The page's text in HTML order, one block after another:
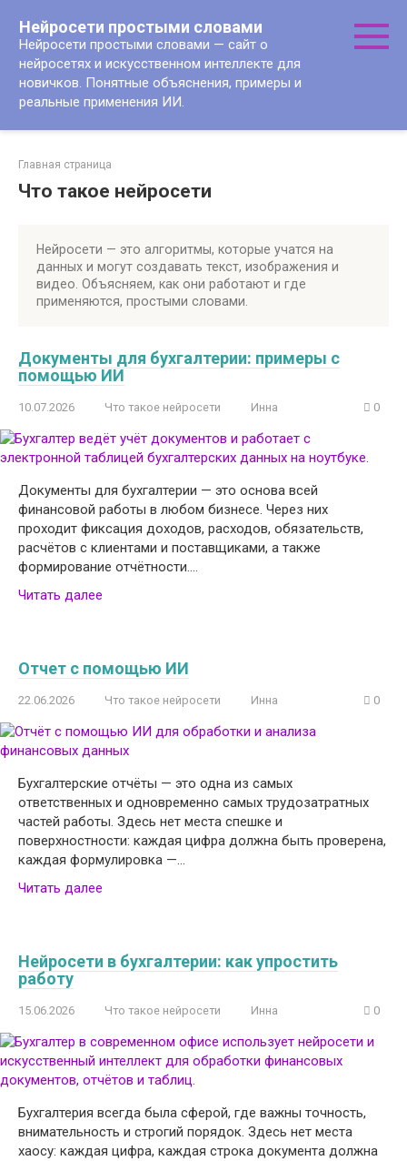
контенту
Нейросети простыми словами
Нейросети простыми словами — сайт о
нейросетях и искусственном интеллекте для
новичков. Понятные объяснения, примеры и
реальные применения ИИ.
Главная страница
Что такое нейросети
Нейросети — это алгоритмы, которые учатся на
данных и могут создавать текст, изображения и
видео. Объясняем, как они работают и где
применяются, простыми словами.
Документы для бухгалтерии: примеры с
помощью ИИ
10.07.2026 Что такое нейросети Инна 0
Документы для бухгалтерии — это основа всей
финансовой работы в любом бизнесе. Через них
проходит фиксация доходов, расходов, обязательств,
расчётов с клиентами и поставщиками, а также
формирование отчётности….
Читать далее
Отчет с помощью ИИ
22.06.2026 Что такое нейросети Инна 0
Бухгалтерские отчёты — это одна из самых
ответственных и одновременно самых трудозатратных
частей работы. Здесь нет места спешке и
поверхностности: каждая цифра должна быть проверена,
каждая формулировка —…
Читать далее
Нейросети в бухгалтерии: как упростить
работу
15.06.2026 Что такое нейросети Инна 0
Бухгалтерия всегда была сферой, где важны точность,
внимательность и строгий порядок. Здесь нет места
хаосу: каждая цифра, каждая строка документа должна